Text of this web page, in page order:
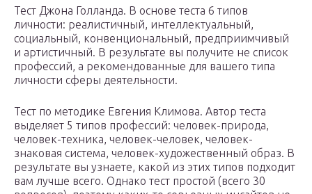
Тест Джона Голланда. В основе теста 6 типов
личности: реалистичный, интеллектуальный,
социальный, конвенциональный, предприимчивый
и артистичный. В результате вы получите не список
профессий, а рекомендованные для вашего типа
личности сферы деятельности.
Тест по методике Евгения Климова. Автор теста
выделяет 5 типов профессий: человек-природа,
человек-техника, человек-человек, человек-
знаковая система, человек-художественный образ. В
результате вы узнаете, какой из этих типов подходит
вам лучше всего. Однако тест простой (всего 30